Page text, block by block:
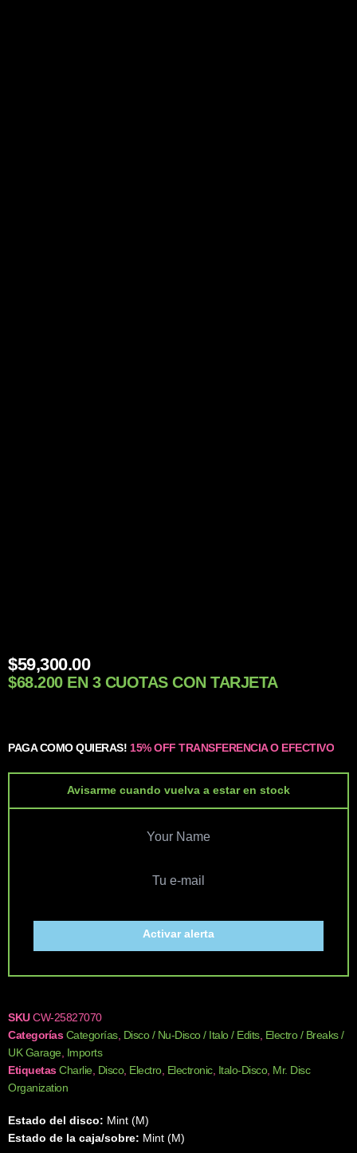
$59,300.00
$68.200 EN 3 CUOTAS CON TARJETA
PAGA COMO QUIERAS! 15% OFF TRANSFERENCIA O EFECTIVO
Avisarme cuando vuelva a estar en stock
Activar alerta
SKUCW-25827070
Categorías Categorías, Disco / Nu-Disco / Italo / Edits, Electro / Breaks /
UK Garage, Imports
Etiquetas Charlie, Disco, Electro, Electronic, Italo-Disco, Mr. Disc
Organization
Estado del disco: Mint (M)
Estado de la caja/sobre: Mint (M)